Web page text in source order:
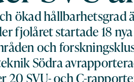
ökad hållbarhetsgrad
fjolåret startade 18
och
Södra
20 SVU- och C-